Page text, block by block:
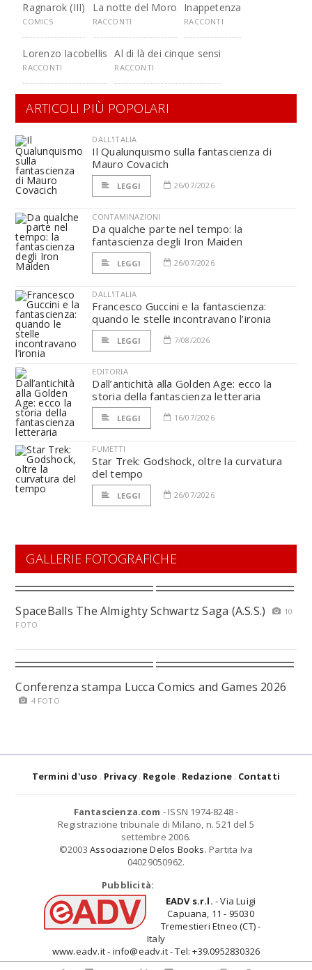
Ragnarok (III)
COMICS
La notte del Moro
RACCONTI
Inappetenza
RACCONTI
Lorenzo Iacobellis
RACCONTI
Al di là dei cinque sensi
RACCONTI
ARTICOLI PIÙ POPOLARI
DALL'ITALIA
Il Qualunquismo sulla fantascienza di
Mauro Covacich
LEGGI 26/07/2026
CONTAMINAZIONI
Da qualche parte nel tempo: la
fantascienza degli Iron Maiden
LEGGI 26/07/2026
DALL'ITALIA
Francesco Guccini e la fantascienza:
quando le stelle incontravano l’ironia
LEGGI 7/08/2026
EDITORIA
Dall’antichità alla Golden Age: ecco la
storia della fantascienza letteraria
LEGGI 16/07/2026
FUMETTI
Star Trek: Godshock, oltre la curvatura
del tempo
LEGGI 26/07/2026
GALLERIE FOTOGRAFICHE
SpaceBalls The Almighty Schwartz Saga (A.S.S.)
10
FOTO
Conferenza stampa Lucca Comics and Games 2026
4 FOTO
Termini d'uso Privacy Regole Redazione Contatti
Fantascienza.com - ISSN 1974-8248 -
Registrazione tribunale di Milano, n. 521 del 5
settembre 2006.
©2003 Associazione Delos Books. Partita Iva
04029050962.
Pubblicità:
EADV s.r.l. - Via Luigi
Capuana, 11 - 95030
Tremestieri Etneo (CT) -
Italy
www.eadv.it - info@eadv.it - Tel: +39.0952830326